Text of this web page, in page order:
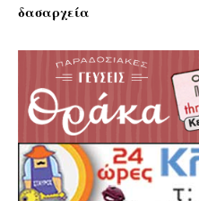
δασαρχεία